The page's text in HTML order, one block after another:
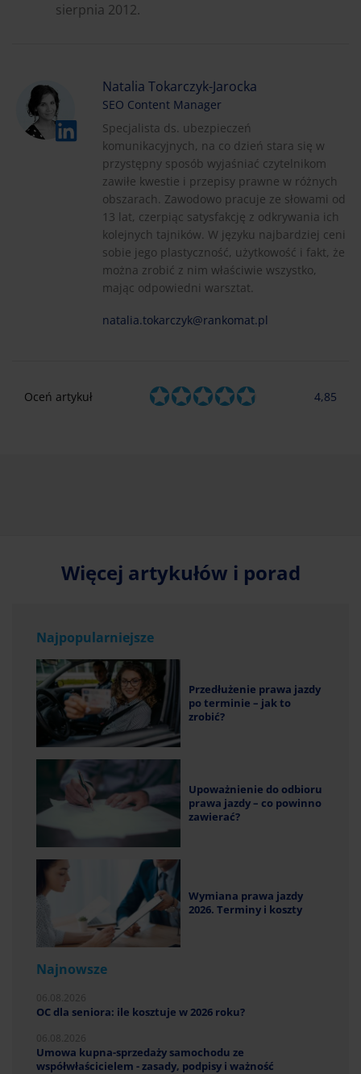
sierpnia 2012.
Natalia Tokarczyk-Jarocka
SEO Content Manager
Specjalista ds. ubezpieczeń
komunikacyjnych, na co dzień stara się w
przystępny sposób wyjaśniać czytelnikom
zawiłe kwestie i przepisy prawne w różnych
obszarach. Zawodowo pracuje ze słowami od
13 lat, czerpiąc satysfakcję z odkrywania ich
kolejnych tajników. W języku najbardziej ceni
sobie jego plastyczność, użytkowość i fakt, że
można zrobić z nim właściwie wszystko,
mając odpowiedni warsztat.
natalia.tokarczyk@rankomat.pl
Oceń artykuł 4,85
Więcej artykułów i porad
Najpopularniejsze
Przedłużenie prawa jazdy
po terminie – jak to
zrobić?
Upoważnienie do odbioru
prawa jazdy – co powinno
zawierać?
Wymiana prawa jazdy
2026. Terminy i koszty
Najnowsze
OC dla seniora: ile kosztuje w 2026 roku?
Umowa kupna-sprzedaży samochodu ze
współwłaścicielem - zasady, podpisy i ważność